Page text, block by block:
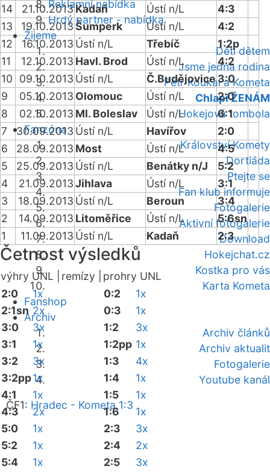
Reklamní nabídka
Hrdý partner - nabídka
Žijeme
Děti dětem
Jsme jedna rodina
Petr Koukal a Kometa
Chlapi ŽENÁM
Hokejová tombola
Fanzóna
Království Komety
Dortiáda
Ptejte se
Fan klub informuje
Fotogalerie
Aktivní fotogalerie
Download
Hokejchat.cz
Kostka pro vás
Karta Kometa
Fanshop
Archiv
Archiv článků
Archiv aktualit
Fotogalerie
Youtube kanál
ČF1: Hradec - Kometa 1:3
14 21.10.2013Kadaň Ústí n/L
4:3
13
19.10.2013Šumperk Ústí n/L
4:2
12
16.10.2013 Ústí n/L Třebíč
1:2p
11
12.10.2013 Havl. Brod Ústí n/L
4:2
10
09.10.2013 Ústí n/L Č.Budějovice3:0
9
05.10.2013 Olomouc Ústí n/L
2:0
8
02.10.2013 Ml. Boleslav Ústí n/L
6:1
7
30.09.2013 Ústí n/L Havířov
2:0
6
28.09.2013 Most Ústí n/L
4:5
5
25.09.2013 Ústí n/L Benátky n/J
5:2
4
21.09.2013Jihlava Ústí n/L
3:1
3
18.09.2013 Ústí n/L Beroun
3:4
2
14.09.2013 Litoměřice Ústí n/L
5:6sn
1
11.09.2013 Ústí n/L Kadaň 2:3
Četnost výsledků
výhry UNL | remízy |
prohry UNL
2:0
1x
2:1sn 2x
3:0
3x
3:1
1x
3:2
3x
3:2pp1x
4:1
1x
4:3
2x
5:0
1x
5:2
1x
5:4
1x
0:2
1x
0:3
1x
1:2
3x
1:2pp 1x
1:3
4x
1:4
1x
1:5
1x
1:6
1x
2:3
3x
2:4
2x
2:5
3x